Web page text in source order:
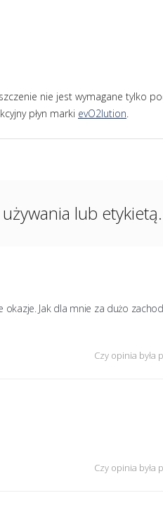
nie jest wymagane tylko
płyn marki evO2lution.
lub etykietą.
Jak dla mnie za dużo
Czy opinia była
Czy opinia była